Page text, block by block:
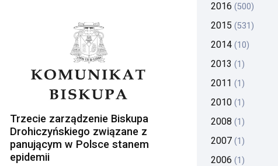
Trzecie zarządzenie Biskupa
Drohiczyńskiego związane z
panującym w Polsce stanem
epidemii
2016 (500)
2015 (531)
2014 (10)
2013 (1)
2011 (1)
2010 (1)
2008 (1)
2007 (1)
2006 (1)